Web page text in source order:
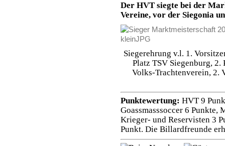
Der HVT siegte bei der
Vereine, vor der Siegonia
Siegerehrung v.l. 1.
Platz TSV Siegenburg,
Volks-Trachtenverein, 2.
Punktewertung: HVT 9
Goassmasssoccer 6 Punkte,
Krieger- und Reservisten 3
Punkt. Die Billardfreunde